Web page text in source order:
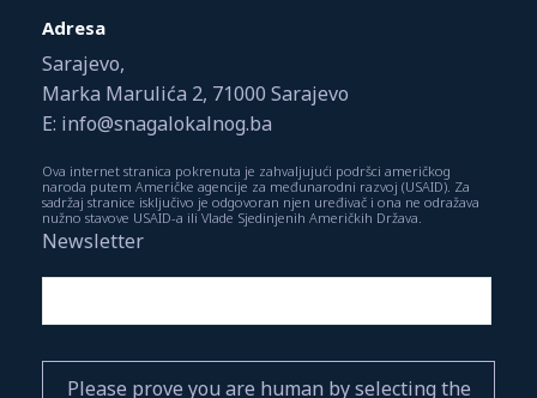
Adresa
Sarajevo,
Marka Marulića 2, 71000 Sarajevo
E: info@snagalokalnog.ba
Ova internet stranica pokrenuta je zahvaljujući podršci američkog
naroda putem Američke agencije za međunarodni razvoj (USAID). Za
sadržaj stranice isključivo je odgovoran njen uređivač i ona ne odražava
nužno stavove USAID-a ili Vlade Sjedinjenih Američkih Država.
Newsletter
Please prove you are human by selecting the